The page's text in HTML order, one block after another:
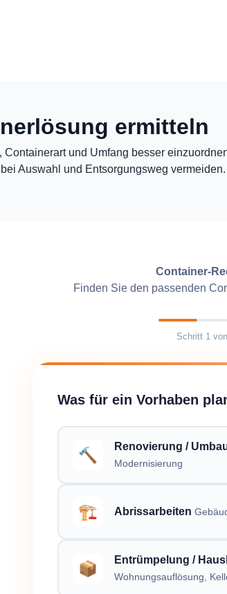
ermitteln
und Umfang besser
Auswahl und Entsorgungsweg
Container-
Finden Sie den passenden
Schritt 1von
Was für ein Vorhaben
🔨 Renovierung /
Modernisierung
🏗️ Abrissarbeiten
📦 Entrümpelung /
Wohnungsauflösung,